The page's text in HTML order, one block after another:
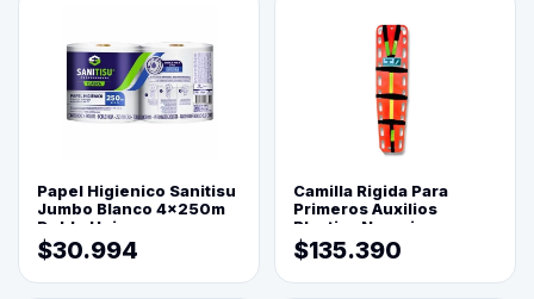
Papel Higienico Sanitisu
Jumbo Blanco 4x250m
Doble Hoja
$30.994
Camilla Rigida Para
Primeros Auxilios
Plastica Naranja
$135.390